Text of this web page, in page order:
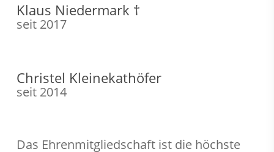
Klaus Niedermark †
seit 2017
Christel Kleinekathöfer
seit 2014
Das Ehrenmitgliedschaft ist die höchste